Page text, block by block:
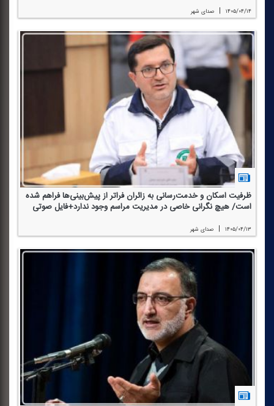
۱۴۰۵/۰۴/۱۴ | صدای شهر
ظرفیت اسكان و خدمت‌رسانی به زائران فراتر از پیش‌بینی‌ها فراهم شده
است/ هیچ نگرانی خاصی در مدیریت مراسم وجود ندارد+فایل صوتی
۱۴۰۵/۰۴/۱۳ | صدای شهر